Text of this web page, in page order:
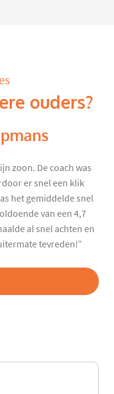
ouders?
zoon. De coach was
er snel een klik
het gemiddelde snel
van een 4,7
al snel achten en
tevreden!”